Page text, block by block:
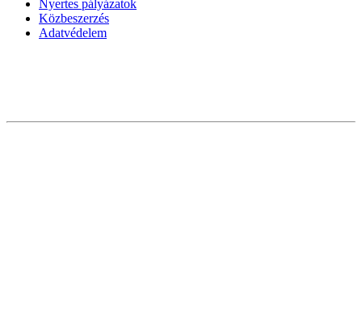
Nyertes pályázatok
Közbeszerzés
Adatvédelem